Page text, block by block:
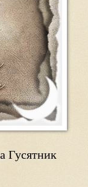
Гусятник